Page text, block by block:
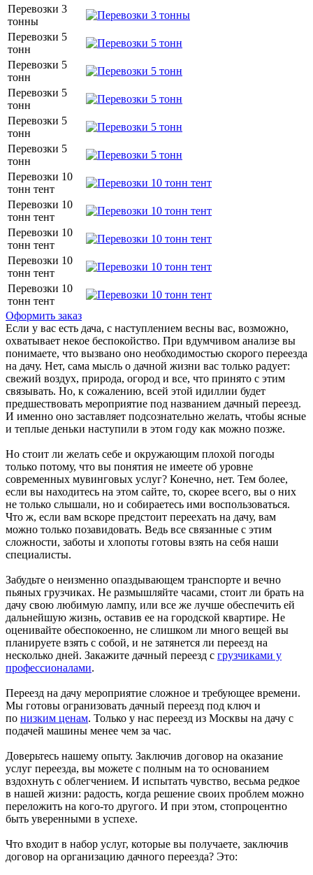
Перевозки 3
тонны
Перевозки 5
тонн
Перевозки 5
тонн
Перевозки 5
тонн
Перевозки 5
тонн
Перевозки 5
тонн
Перевозки 10
тонн тент
Перевозки 10
тонн тент
Перевозки 10
тонн тент
Перевозки 10
тонн тент
Перевозки 10
тонн тент
Оформить заказ
Если у вас есть дача, с наступлением весны вас, возможно,
охватывает некое беспокойство. При вдумчивом анализе вы
понимаете, что вызвано оно необходимостью скорого переезда
на дачу. Нет, сама мысль о дачной жизни вас только радует:
свежий воздух, природа, огород и все, что принято с этим
связывать. Но, к сожалению, всей этой идиллии будет
предшествовать мероприятие под названием дачный переезд.
И именно оно заставляет подсознательно желать, чтобы ясные
и теплые деньки наступили в этом году как можно позже.
Но стоит ли желать себе и окружающим плохой погоды
только потому, что вы понятия не имеете об уровне
современных мувинговых услуг? Конечно, нет. Тем более,
если вы находитесь на этом сайте, то, скорее всего, вы о них
не только слышали, но и собираетесь ими воспользоваться.
Что ж, если вам вскоре предстоит переехать на дачу, вам
можно только позавидовать. Ведь все связанные с этим
сложности, заботы и хлопоты готовы взять на себя наши
специалисты.
Забудьте о неизменно опаздывающем транспорте и вечно
пьяных грузчиках. Не размышляйте часами, стоит ли брать на
дачу свою любимую лампу, или все же лучше обеспечить ей
дальнейшую жизнь, оставив ее на городской квартире. Не
оценивайте обеспокоенно, не слишком ли много вещей вы
планируете взять с собой, и не затянется ли переезд на
несколько дней. Закажите дачный переезд с грузчиками у
профессионалами.
Переезд на дачу мероприятие сложное и требующее времени.
Мы готовы огранизовать дачный переезд под ключ и
по низким ценам. Только у нас переезд из Москвы на дачу с
подачей машины менее чем за час.
Доверьтесь нашему опыту. Заключив договор на оказание
услуг переезда, вы можете с полным на то основанием
вздохнуть с облегчением. И испытать чувство, весьма редкое
в нашей жизни: радость, когда решение своих проблем можно
переложить на кого-то другого. И при этом, стопроцентно
быть уверенными в успехе.
Что входит в набор услуг, которые вы получаете, заключив
договор на организацию дачного переезда? Это: